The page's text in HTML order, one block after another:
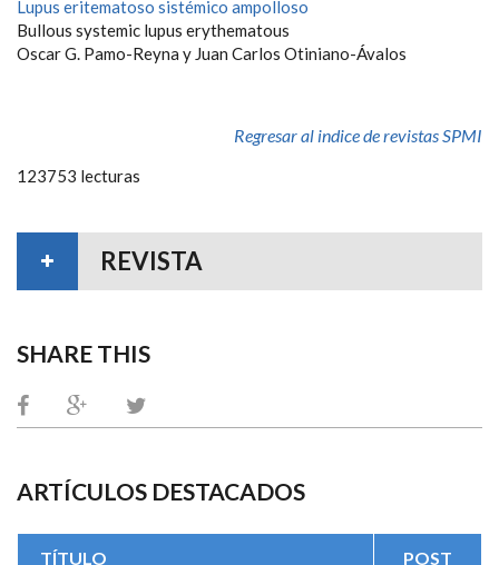
Lupus eritematoso sistémico ampolloso
Bullous systemic lupus erythematous
Oscar G. Pamo-Reyna y Juan Carlos Otiniano-Ávalos
Regresar al indice de revistas SPMI
123753 lecturas
REVISTA
SHARE THIS
ARTÍCULOS DESTACADOS
TÍTULO
POST